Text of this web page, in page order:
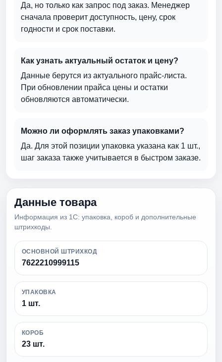
Да, но только как запрос под заказ. Менеджер
сначала проверит доступность, цену, срок
годности и срок поставки.
Как узнать актуальный остаток и цену?
Данные берутся из актуального прайс-листа.
При обновлении прайса цены и остатки
обновляются автоматически.
Можно ли оформлять заказ упаковками?
Да. Для этой позиции упаковка указана как 1 шт.,
шаг заказа также учитывается в быстром заказе.
Данные товара
Информация из 1С: упаковка, короб и дополнительные
штрихкоды.
ОСНОВНОЙ ШТРИХКОД
7622210999115
УПАКОВКА
1 шт.
КОРОБ
23 шт.